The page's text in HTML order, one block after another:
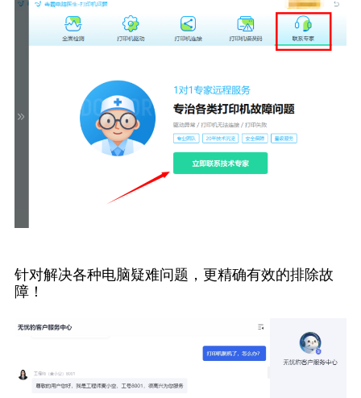
针对解决各种电脑疑难问题，更精确有效的排除故
障！